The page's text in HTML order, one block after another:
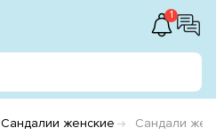
1
Сандалии женские Сандали